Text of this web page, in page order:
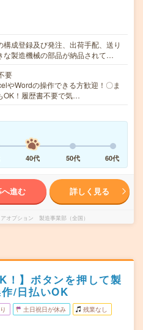
成登録及び発注、出荷手配、送り
な製造機械の部品が納品されて…
要
Wordの操作できる方歓迎！〇ま
OK！履歴書不要で気…
40代 50代 60代
へ進む 詳しく見る
オプション 製造事業部（全国）
！】ボタンを押して製
/日払いOK
土日祝日が休み 残業なし